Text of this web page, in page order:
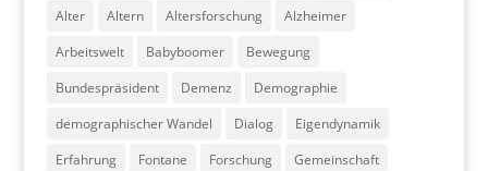
Alter
Altern Altersforschung
Alzheimer
Arbeitswelt
Babyboomer
Bewegung
Bundespräsident
Demenz
Demographie
demographischer Wandel
Dialog
Eigendynamik
Erfahrung
Fontane Forschung
Gemeinschaft